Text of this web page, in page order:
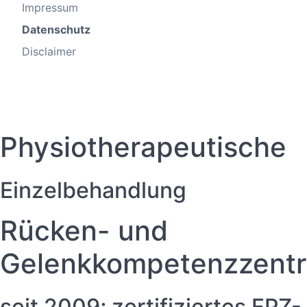
Impressum
Datenschutz
Disclaimer
Physiotherapeutische
Einzelbehandlung
Rücken- und